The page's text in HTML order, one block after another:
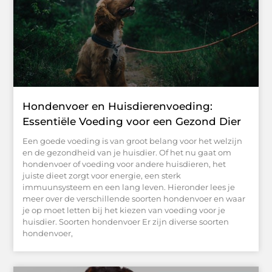
Hondenvoer en Huisdierenvoeding:
Essentiële Voeding voor een Gezond Dier
Een goede voeding is van groot belang voor het welzijn
en de gezondheid van je huisdier. Of het nu gaat om
hondenvoer of voeding voor andere huisdieren, het
juiste dieet zorgt voor energie, een sterk
immuunsysteem en een lang leven. Hieronder lees je
meer over de verschillende soorten hondenvoer en waar
je op moet letten bij het kiezen van voeding voor je
huisdier. Soorten hondenvoer Er zijn diverse soorten
hondenvoer,